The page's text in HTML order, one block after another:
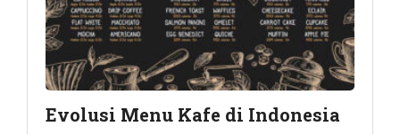
Evolusi Menu Kafe di Indonesia